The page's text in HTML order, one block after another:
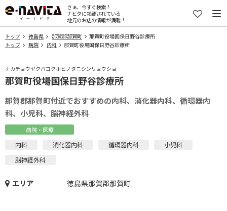
さぁ、今すぐ検索！
ナビタに掲載されている
地元のお店の情報が満載！
トップ 徳島県 那賀郡那賀町
那賀町役場国保日野谷診療所
トップ
病院 内科 那賀町役場国保日野谷診療所
ナカチョウヤクバコクホヒノタニシンリョウショ
那賀町役場国保日野谷診療所
那賀郡那賀町付近でおすすめの内科、消化器内科、循環器内
科、小児科、脳神経外科
病院・医療
内科 消化器内科 循環器内科
小児科
脳神経外科
エリア 徳島県那賀郡那賀町